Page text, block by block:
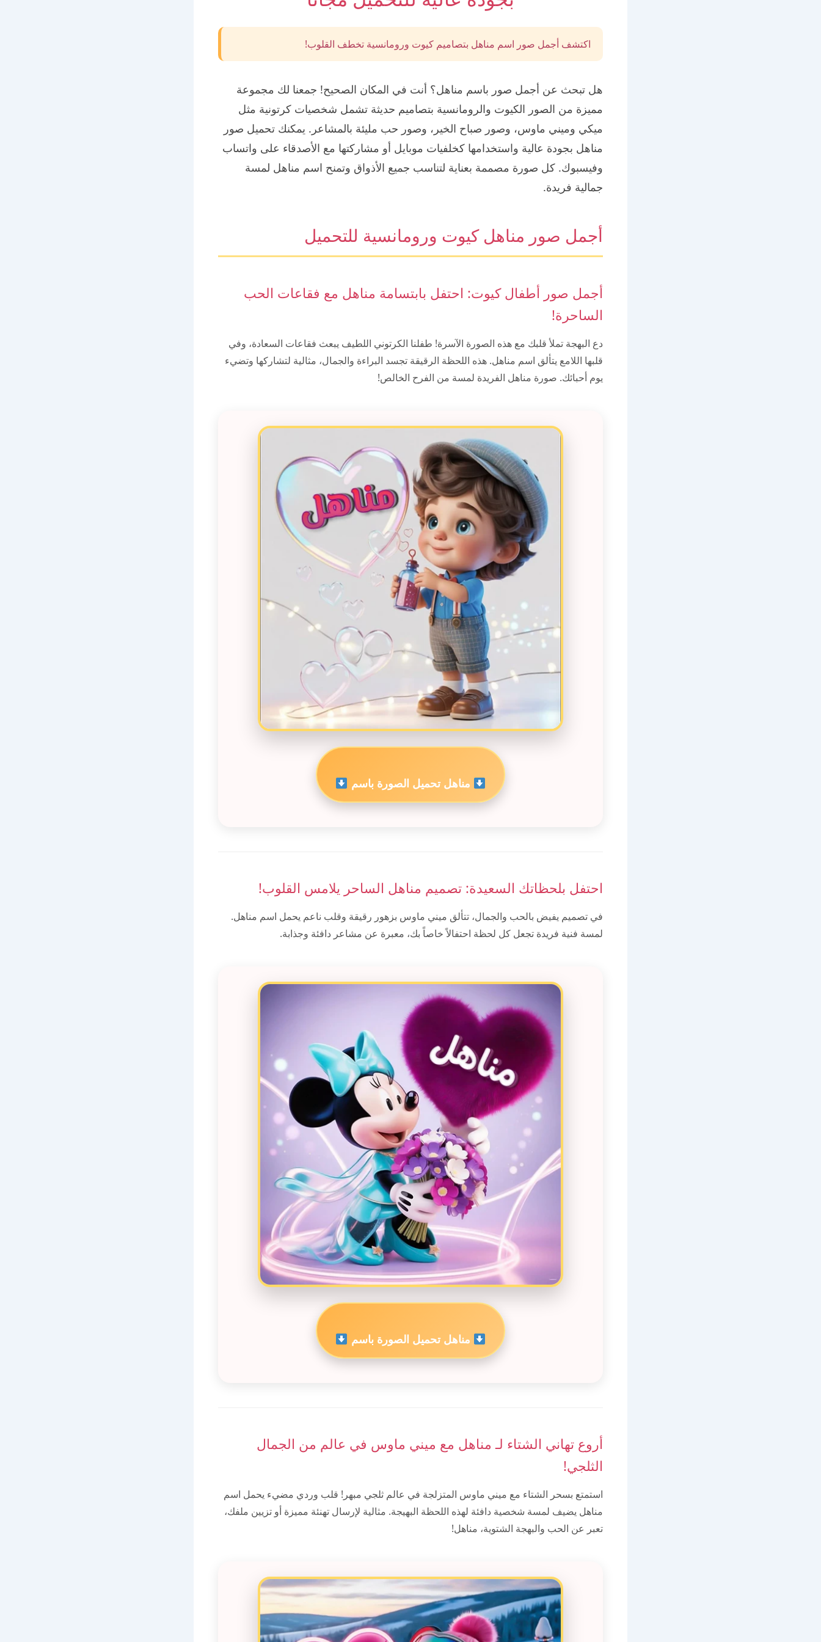
اكتشف أجمل صور اسم مناهل بتصاميم كيوت ورومانسية تخطف القلوب!
هل تبحث عن أجمل صور باسم مناهل؟ أنت في المكان الصحيح! جمعنا لك مجموعة
مميزة من الصور الكيوت والرومانسية بتصاميم حديثة تشمل شخصيات كرتونية مثل
ميكي وميني ماوس، وصور صباح الخير، وصور حب مليئة بالمشاعر. يمكنك تحميل صور
مناهل بجودة عالية واستخدامها كخلفيات موبايل أو مشاركتها مع الأصدقاء على واتساب
وفيسبوك. كل صورة مصممة بعناية لتناسب جميع الأذواق وتمنح اسم مناهل لمسة
جمالية فريدة.
أجمل صور مناهل كيوت ورومانسية للتحميل
أجمل صور أطفال كيوت: احتفل بابتسامة مناهل مع فقاعات الحب
الساحرة!
دع البهجة تملأ قلبك مع هذه الصورة الآسرة! طفلنا الكرتوني اللطيف يبعث فقاعات السعادة، وفي
قلبها اللامع يتألق اسم مناهل. هذه اللحظة الرقيقة تجسد البراءة والجمال، مثالية لتشاركها وتضيء
يوم أحبائك. صورة مناهل الفريدة لمسة من الفرح الخالص!
مناهل تحميل الصورة باسم
احتفل بلحظاتك السعيدة: تصميم مناهل الساحر يلامس القلوب!
في تصميم يفيض بالحب والجمال، تتألق ميني ماوس بزهور رقيقة وقلب ناعم يحمل اسم مناهل.
لمسة فنية فريدة تجعل كل لحظة احتفالاً خاصاً بك، معبرة عن مشاعر دافئة وجذابة.
مناهل تحميل الصورة باسم
أروع تهاني الشتاء لـ مناهل مع ميني ماوس في عالم من الجمال
الثلجي!
استمتع بسحر الشتاء مع ميني ماوس المتزلجة في عالم ثلجي مبهر! قلب وردي مضيء يحمل اسم
مناهل يضيف لمسة شخصية دافئة لهذه اللحظة البهيجة. مثالية لإرسال تهنئة مميزة أو تزيين ملفك،
تعبر عن الحب والبهجة الشتوية، مناهل!